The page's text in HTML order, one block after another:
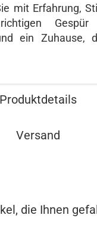
mit Erfahrung,
ein Zuhause,
Produktdetails
Versand
die Ihnen